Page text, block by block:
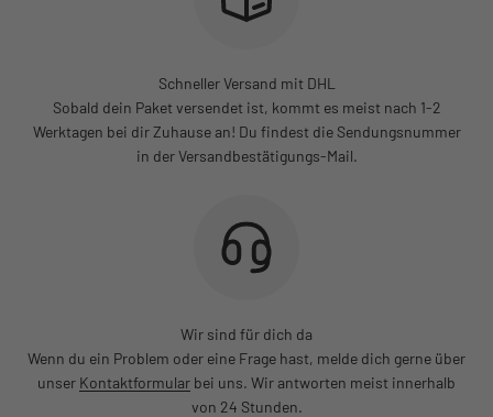
Schneller Versand mit DHL
Sobald dein Paket versendet ist, kommt es meist nach 1-2
Werktagen bei dir Zuhause an! Du findest die Sendungsnummer
in der Versandbestätigungs-Mail.
Wir sind für dich da
Wenn du ein Problem oder eine Frage hast, melde dich gerne über
unser Kontaktformular bei uns. Wir antworten meist innerhalb
von 24 Stunden.